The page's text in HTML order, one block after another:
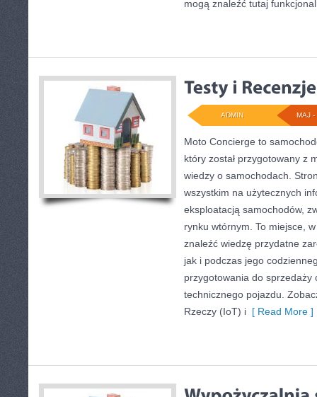
mogą znaleźć tutaj
MAJ -
ADMIN
Moto Concierge to
który został przygotowany z
wiedzy o samochodach.
wszystkim na użytecznych
eksploatacją samochodów,
rynku wtórnym. To miejsce,
znaleźć wiedzę przydatne
jak i podczas jego
przygotowania do sprzedaży
technicznego pojazdu.
Rzeczy (IoT) i [ Read More ]